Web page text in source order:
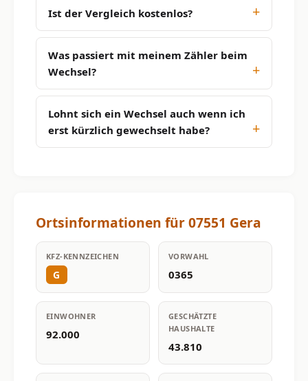
Ist der Vergleich kostenlos?
Was passiert mit meinem Zähler beim
Wechsel?
Lohnt sich ein Wechsel auch wenn ich
erst kürzlich gewechselt habe?
Ortsinformationen für 07551 Gera
KFZ-KENNZEICHEN
G
VORWAHL
0365
EINWOHNER
92.000
GESCHÄTZTE
HAUSHALTE
43.810